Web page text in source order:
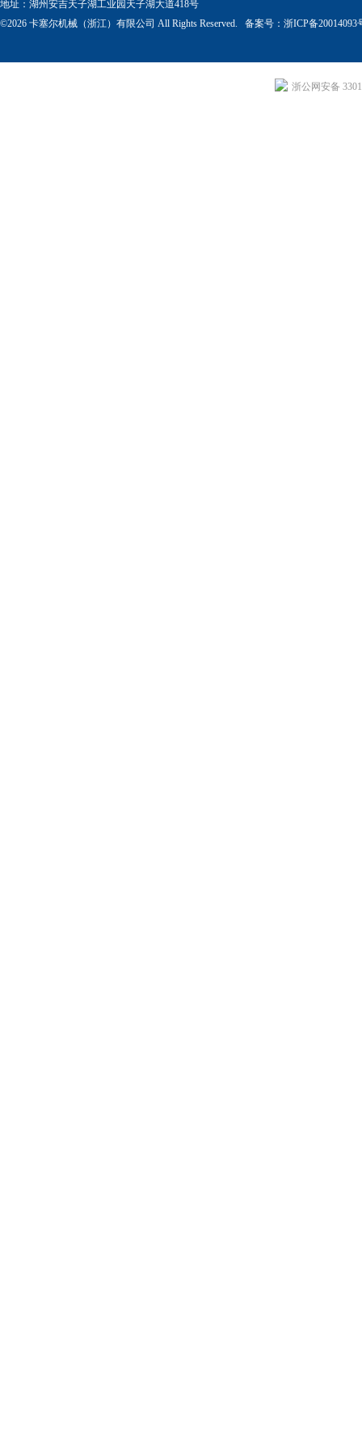
地址：湖州安吉天子湖工业园天子湖大道418号
©2026 卡塞尔机械（浙江）有限公司 All Rights Reserved. 备案号： 浙ICP备20014093
浙公网安备